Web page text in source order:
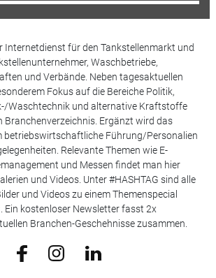
Internetdienst für den Tankstellenmarkt und
Waschbetriebe,
und Verbände. Neben tagesaktuellen
Fokus auf die Bereiche Politik,
Waschtechnik und alternative Kraftstoffe
Branchenverzeichnis. Ergänzt wird das
betriebswirtschaftliche Führung/Personalien
Relevante Themen wie E-
und Messen findet man hier
und Videos. Unter #HASHTAG sind alle
und Videos zu einem Themenspecial
Ein kostenloser Newsletter fasst 2x
Branchen-Geschehnisse zusammen.